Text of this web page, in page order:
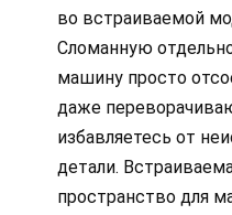
во встраиваемой
Сломанную
машину просто
даже
избавляетесь от
детали.
пространство для